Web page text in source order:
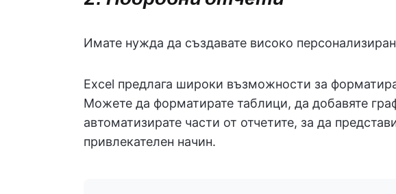
Имате нужда да създавате високо
Excel предлага широки възможности за
Можете да форматирате таблици, да добавяте
автоматизирате части от отчетите, за да
привлекателен начин.